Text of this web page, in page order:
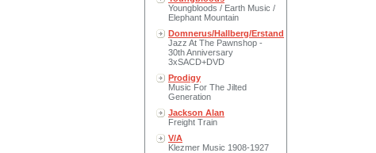
Youngbloods / Earth Music /
Elephant Mountain
Domnerus/Hallberg/Erstand
Jazz At The Pawnshop -
30th Anniversary
3xSACD+DVD
Prodigy
Music For The Jilted
Generation
Jackson Alan
Freight Train
V/A
Klezmer Music 1908-1927